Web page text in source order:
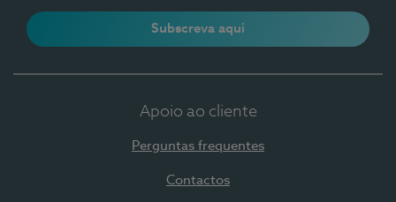
Subscreva aqui
Apoio ao cliente
Perguntas frequentes
Contactos